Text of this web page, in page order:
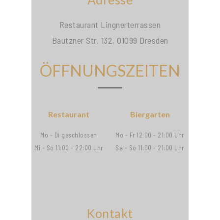
Restaurant Lingnerterrassen
Bautzner Str. 132, 01099 Dresden
ÖFFNUNGSZEITEN
Restaurant
Mo - Di geschlossen
Mi - So 11:00 - 22:00 Uhr
Biergarten
Mo - Fr 12:00 - 21:00 Uhr
Sa - So 11:00 - 21:00 Uhr
Kontakt